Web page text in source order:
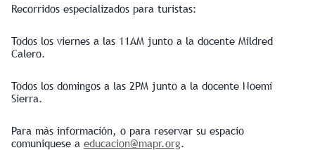
Recorridos especializados para turistas:
Todos los viernes a las 11AM junto a la docente Mildred
Calero.
Todos los domingos a las 2PM junto a la docente Noemí
Sierra.
Para más información, o para reservar su espacio
comuníquese a educacion@mapr.org.